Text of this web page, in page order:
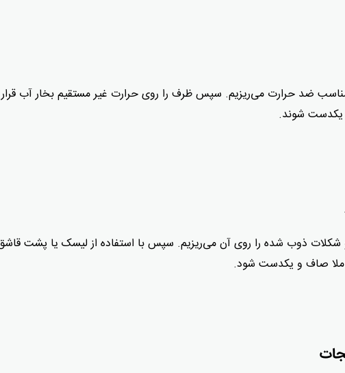
ضد حرارت می‌ریزیم. سپس ظرف را روی حرارت غیر مستقیم بخار آب قرار
یکدست شوند.
شکلات ذوب شده را روی آن می‌ریزیم. سپس با استفاده از لیسک یا پشت
صاف و یکدست شود.